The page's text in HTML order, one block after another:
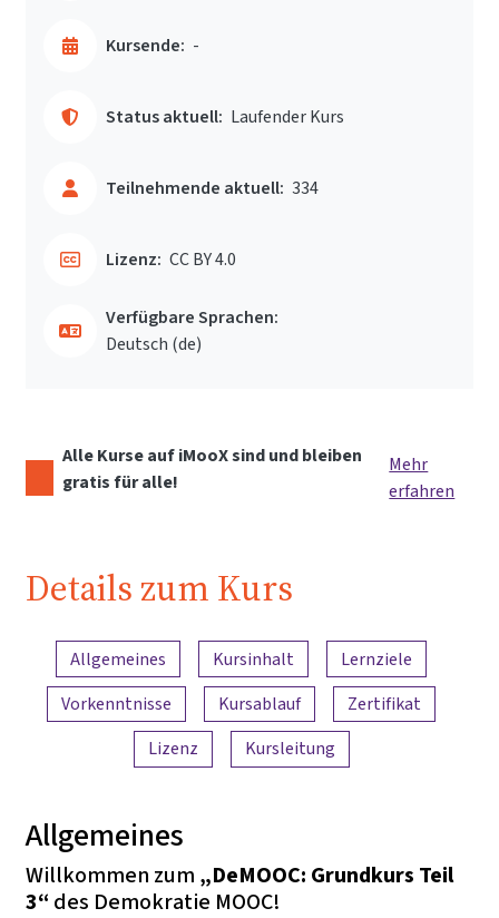
Kursende: -
Status aktuell: Laufender Kurs
Teilnehmende aktuell: 334
Lizenz: CC BY 4.0
Verfügbare Sprachen:
Deutsch ‎(de)‎
Alle Kurse auf iMooX sind und bleiben
gratis für alle!
Mehr
erfahren
Details zum Kurs
Inhaltsübersicht
Allgemeines Kursinhalt
Lernziele
Vorkenntnisse
Kursablauf
Zertifikat
Lizenz
Kursleitung
Allgemeines
Willkommen zum „DeMOOC: Grundkurs Teil
3“ des Demokratie MOOC!